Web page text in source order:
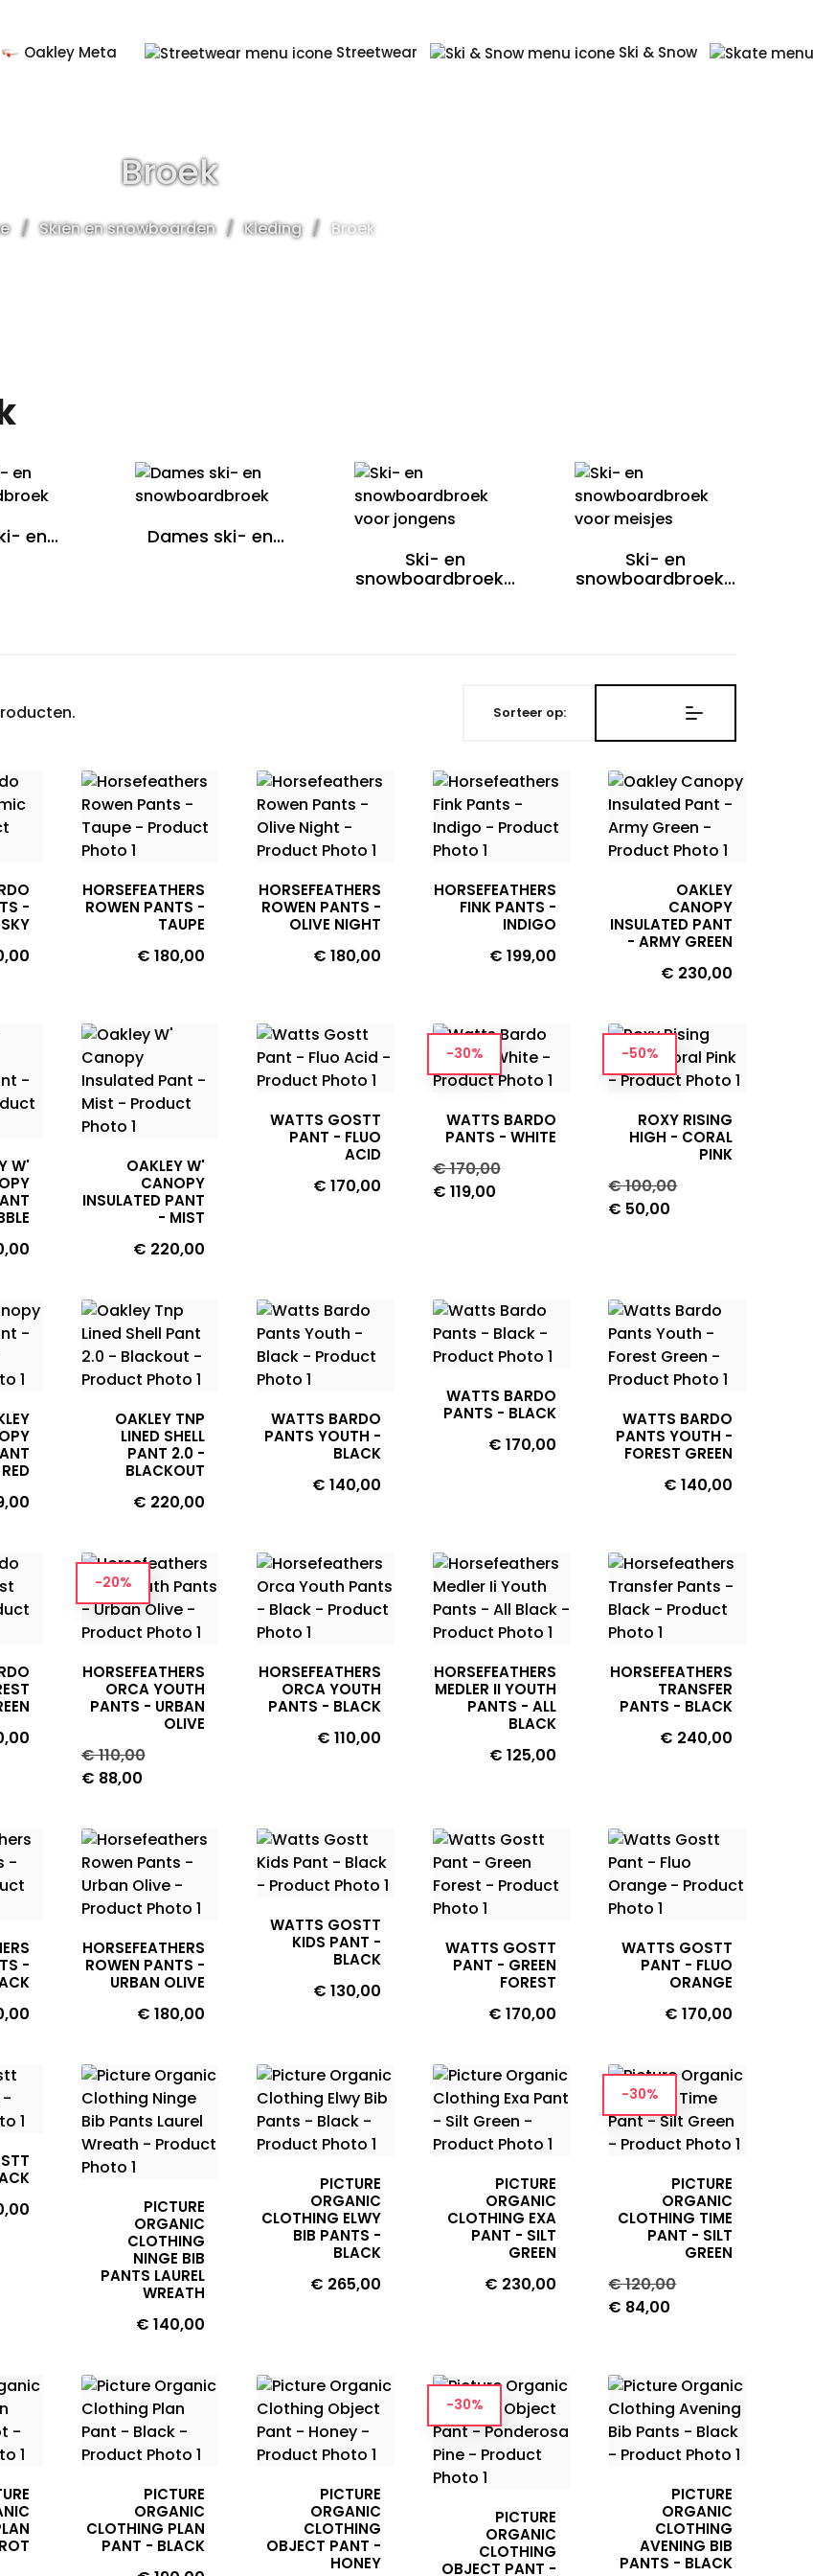
Oakley Meta Streetwear Ski & Snow
Broek
Skiën en snowboarden Kleding Broek
en...
Dames ski- en...
Ski- en
snowboardbroek...
Ski- en
snowboardbroek...
Sorteer op:
-
HORSEFEATHERS
ROWEN PANTS -
TAUPE
Prijs
€ 180,00
HORSEFEATHERS
ROWEN PANTS -
OLIVE NIGHT
Prijs
€ 180,00
HORSEFEATHERS
FINK PANTS -
INDIGO
Prijs
€ 199,00
OAKLEY
CANOPY
INSULATED PANT
- ARMY GREEN
Prijs
€ 230,00
W'
OAKLEY W'
CANOPY
INSULATED PANT
- MIST
Prijs
€ 220,00
WATTS GOSTT
PANT - FLUO
ACID
Prijs
€ 170,00
WATTS BARDO
PANTS - WHITE
Normale
prijs
€ 170,00Prijs
€ 119,00
-30%
ROXY RISING
HIGH - CORAL
PINK
Normale
prijs
€ 100,00Prijs
€ 50,00
-50%
OAKLEY TNP
LINED SHELL
PANT 2.0 -
BLACKOUT
Prijs
€ 220,00
WATTS BARDO
PANTS YOUTH -
BLACK
Prijs
€ 140,00
WATTS BARDO
PANTS - BLACK
Prijs
€ 170,00
WATTS BARDO
PANTS YOUTH -
FOREST GREEN
Prijs
€ 140,00
HORSEFEATHERS
ORCA YOUTH
PANTS - URBAN
OLIVE
Normale
prijs
€ 110,00Prijs
€ 88,00
-20%
HORSEFEATHERS
ORCA YOUTH
PANTS - BLACK
Prijs
€ 110,00
HORSEFEATHERS
MEDLER II YOUTH
PANTS - ALL
BLACK
Prijs
€ 125,00
HORSEFEATHERS
TRANSFER
PANTS - BLACK
Prijs
€ 240,00
-
HORSEFEATHERS
ROWEN PANTS -
URBAN OLIVE
Prijs
€ 180,00
WATTS GOSTT
KIDS PANT -
BLACK
Prijs
€ 130,00
WATTS GOSTT
PANT - GREEN
FOREST
Prijs
€ 170,00
WATTS GOSTT
PANT - FLUO
ORANGE
Prijs
€ 170,00
PICTURE
ORGANIC
CLOTHING
NINGE BIB
PANTS LAUREL
WREATH
Prijs
€ 140,00
PICTURE
ORGANIC
CLOTHING ELWY
BIB PANTS -
BLACK
Prijs
€ 265,00
PICTURE
ORGANIC
CLOTHING EXA
PANT - SILT
GREEN
Prijs
€ 230,00
PICTURE
ORGANIC
CLOTHING TIME
PANT - SILT
GREEN
Normale
prijs
€ 120,00Prijs
€ 84,00
-30%
PICTURE
ORGANIC
CLOTHING PLAN
PANT - BLACK
PICTURE
ORGANIC
CLOTHING
OBJECT PANT -
HONEY
PICTURE
ORGANIC
CLOTHING
OBJECT PANT -
-30%
PICTURE
ORGANIC
CLOTHING
AVENING BIB
PANTS - BLACK